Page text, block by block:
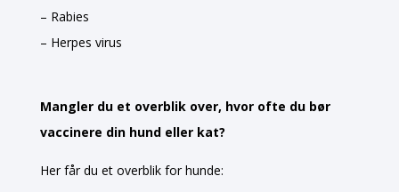
– Rabies
– Herpes virus
Mangler du et overblik over, hvor ofte du bør
vaccinere din hund eller kat?
Her får du et overblik for hunde: